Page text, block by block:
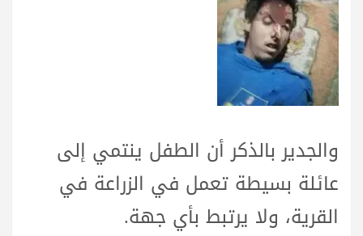
والجدير بالذكر أن الطفل ينتمي إلى
عائلة بسيطة تعمل في الزراعة في
القرية، ولا يرتبط بأي جهة.